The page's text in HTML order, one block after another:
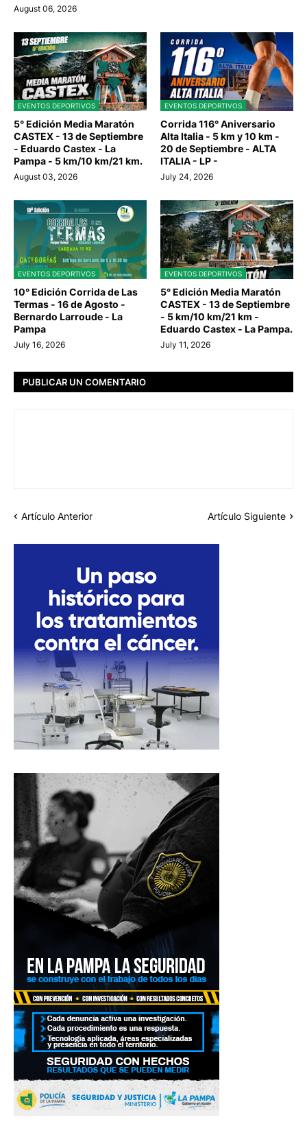
August 06, 2026
EVENTOS DEPORTIVOS
5° Edición Media Maratón
CASTEX - 13 de Septiembre
- Eduardo Castex - La
Pampa - 5 km/10 km/21 km.
August 03, 2026
EVENTOS DEPORTIVOS
Corrida 116° Aniversario
Alta Italia - 5 km y 10 km -
20 de Septiembre - ALTA
ITALIA - LP -
July 24, 2026
EVENTOS DEPORTIVOS
10° Edición Corrida de Las
Termas - 16 de Agosto -
Bernardo Larroude - La
Pampa
July 16, 2026
EVENTOS DEPORTIVOS
5° Edición Media Maratón
CASTEX - 13 de Septiembre
- 5 km/10 km/21 km -
Eduardo Castex - La Pampa.
July 11, 2026
PUBLICAR UN COMENTARIO
Artículo Anterior Artículo Siguiente